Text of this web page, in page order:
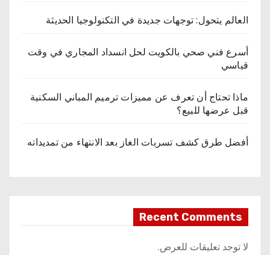
العالم يتحول: توجهات جديدة في التكنولوجيا الحديثة
أسرع فني صحي بالكويت لحل انسداد المجاري في وقت
قياسي
ماذا تحتاج أن تعرف عن مميزات ترميم المباني السكنية
قبل عرضها للبيع؟
أفضل طرق كشف تسربات الغاز بعد الانتهاء من تمديداته
Recent Comments
لا توجد تعليقات للعرض.